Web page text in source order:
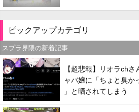
ピックアップカテゴリ
スプラ界隈の新着記事
【超悲報】リオラchさ
ャバ嬢に「ちょと臭か
」と晒されてしまう